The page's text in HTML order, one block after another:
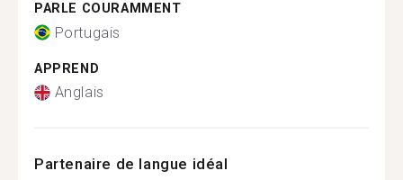
PARLE COURAMMENT
Portugais
APPREND
Anglais
Partenaire de langue idéal